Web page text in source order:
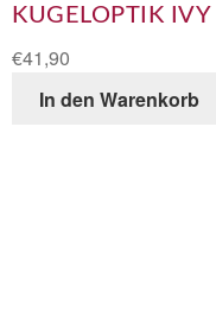
KUGELOPTIK IVY
€41,90
In den Warenkorb